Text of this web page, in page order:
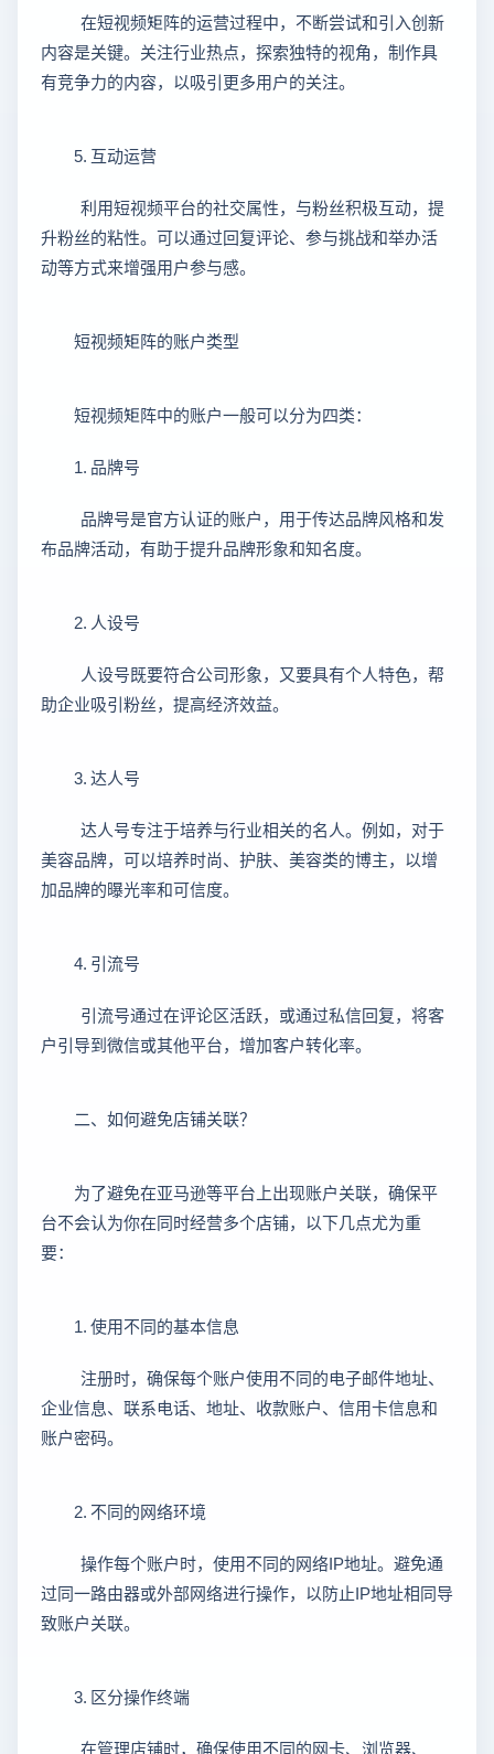
在短视频矩阵的运营过程中，不断尝试和引入创新
内容是关键。关注行业热点，探索独特的视角，制作具
有竞争力的内容，以吸引更多用户的关注。
5. 互动运营
利用短视频平台的社交属性，与粉丝积极互动，提
升粉丝的粘性。可以通过回复评论、参与挑战和举办活
动等方式来增强用户参与感。
短视频矩阵的账户类型
短视频矩阵中的账户一般可以分为四类：
1. 品牌号
品牌号是官方认证的账户，用于传达品牌风格和发
布品牌活动，有助于提升品牌形象和知名度。
2. 人设号
人设号既要符合公司形象，又要具有个人特色，帮
助企业吸引粉丝，提高经济效益。
3. 达人号
达人号专注于培养与行业相关的名人。例如，对于
美容品牌，可以培养时尚、护肤、美容类的博主，以增
加品牌的曝光率和可信度。
4. 引流号
引流号通过在评论区活跃，或通过私信回复，将客
户引导到微信或其他平台，增加客户转化率。
二、如何避免店铺关联？
为了避免在亚马逊等平台上出现账户关联，确保平
台不会认为你在同时经营多个店铺，以下几点尤为重
要：
1. 使用不同的基本信息
注册时，确保每个账户使用不同的电子邮件地址、
企业信息、联系电话、地址、收款账户、信用卡信息和
账户密码。
2. 不同的网络环境
操作每个账户时，使用不同的网络IP地址。避免通
过同一路由器或外部网络进行操作，以防止IP地址相同导
致账户关联。
3. 区分操作终端
在管理店铺时，确保使用不同的网卡、浏览器、